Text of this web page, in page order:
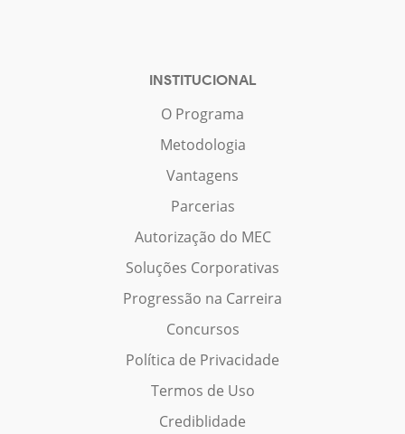
INSTITUCIONAL
O Programa
Metodologia
Vantagens
Parcerias
Autorização do MEC
Soluções Corporativas
Progressão na Carreira
Concursos
Política de Privacidade
Termos de Uso
Crediblidade